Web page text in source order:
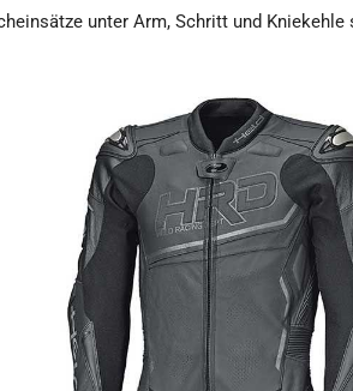
unter Arm, Schritt und